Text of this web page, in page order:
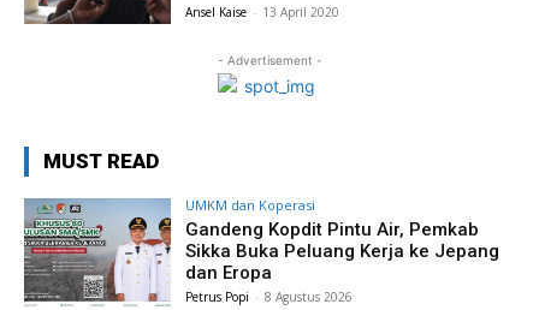
Ansel Kaise - 13 April 2020
- Advertisement -
MUST READ
UMKM dan Koperasi
Gandeng Kopdit Pintu Air, Pemkab
Sikka Buka Peluang Kerja ke Jepang
dan Eropa
Petrus Popi - 8 Agustus 2026